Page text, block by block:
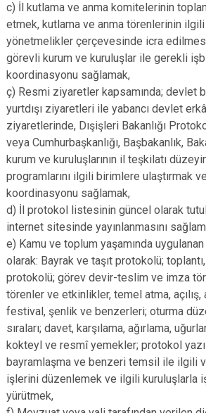
c) İl kutlama ve anma komitelerinin
etmek, kutlama ve anma törenlerinin ilgili
yönetmelikler çerçevesinde icra
görevli kurum ve kuruluşlar ile gerekli
koordinasyonu sağlamak,
ç) Resmi ziyaretler kapsamında; devlet
yurtdışı ziyaretleri ile yabancı devlet
ziyaretlerinde, Dışişleri Bakanlığı
veya Cumhurbaşkanlığı, Başbakanlık,
kurum ve kuruluşlarının il teşkilatı
programlarını ilgili birimlere ulaştırmak
koordinasyonu sağlamak,
d) İl protokol listesinin güncel olarak
internet sitesinde yayınlanmasını
e) Kamu ve toplum yaşamında
olarak: Bayrak ve taşıt protokolü;
protokolü; görev devir-teslim ve imza
törenler ve etkinlikler, temel atma, açılış,
festival, şenlik ve benzerleri; oturma
sıraları; davet, karşılama, ağırlama,
kokteyl ve resmî yemekler; protokol
bayramlaşma ve benzeri temsil ile ilgili
işlerini düzenlemek ve ilgili kuruluşlarla
yürütmek,